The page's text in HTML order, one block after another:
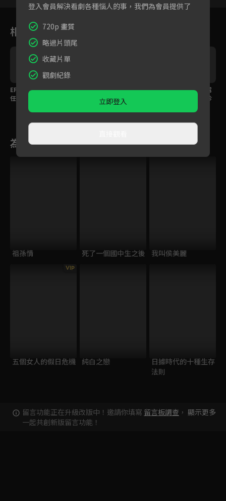
相關花絮
EP306預告｜大川不信
任寶島急簽約，海珍德
EP305預告｜寶島背後
暗算錦繡？芳男主動出
擊宣示主權
EP304預告｜大川、露
露感情持續升溫？海珍
為您推薦
祖孫情 死了一個國中生之後 我叫侯美麗
VIP
五個女人的假日危機 純白之戀
日據時代的十種生存
法則
留言功能正在升級改版中！邀請你填寫 留言板調查 ，
一起共創新版留言功能！
顯示更多
登入會員解決看劇各種惱人的事，我們為會員提供了
720p 畫質
略過片頭尾
收藏片單
觀劇紀錄
立即登入